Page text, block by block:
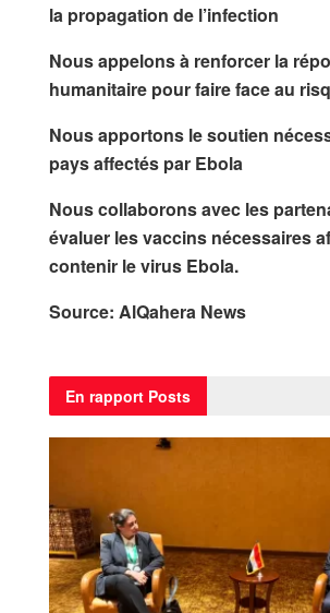
la propagation de l’infection
Nous appelons à renforcer la
humanitaire pour faire face au
Nous apportons le soutien
pays affectés par Ebola
Nous collaborons avec les
évaluer les vaccins nécessaires
contenir le virus Ebola.
Source: AlQahera News
En rapport Posts